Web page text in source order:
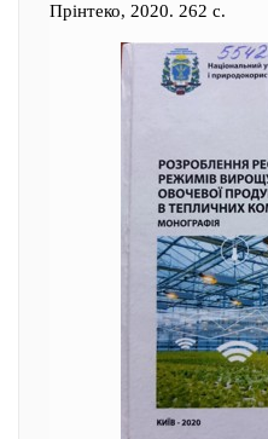
Прінтеко, 2020. 262 с.